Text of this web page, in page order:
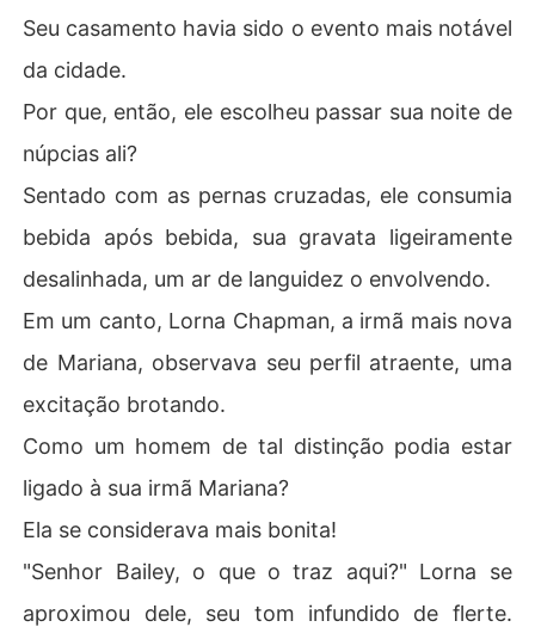
Seu casamento havia sido o evento mais notável
da cidade.
Por que, então, ele escolheu passar sua noite de
núpcias ali?
Sentado com as pernas cruzadas, ele consumia
bebida após bebida, sua gravata ligeiramente
desalinhada, um ar de languidez o envolvendo.
Em um canto, Lorna Chapman, a irmã mais nova
de Mariana, observava seu perfil atraente, uma
excitação brotando.
Como um homem de tal distinção podia estar
ligado à sua irmã Mariana?
Ela se considerava mais bonita!
"Senhor Bailey, o que o traz aqui?" Lorna se
aproximou dele, seu tom infundido de flerte.